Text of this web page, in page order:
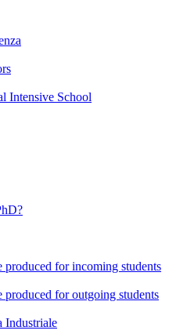
Intensive School
produced for incoming students
produced for outgoing students
Industriale